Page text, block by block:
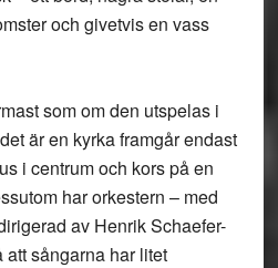
och givetvis en vass
som om den utspelas i
är en kyrka framgår endast
i centrum och kors på en
har orkestern – med
av Henrik Schaefer-
sångarna har litet